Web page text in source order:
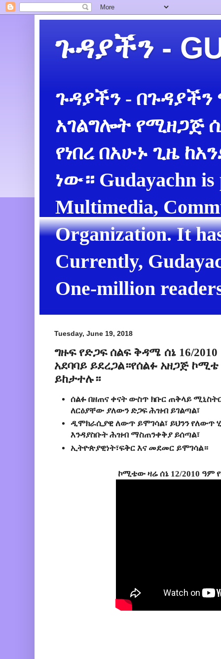
ጉዳያችን -
ጉዳያችን -
አገልግሎት የሚዘጋጅ
የነበረ በአሁኑ ጊዜ
ነው። Gudayachn is
Multimedia,
Organization. It
Currently,
One-million
Tuesday, June 19, 2018
ግዙፍ የድጋፍ ሰልፍ ቅዳሜ ሰኔ 16/
አደባባይ ይደረጋል።የሰልፉ አዘጋጅ
ይከታተሉ።
ሰልፉ በዘጠና ቀናት ውስጥ ክቡር ጠቅላይ
ለርዕያቸው ያለውን ድጋፍ ሕዝብ ይገልጣል፣
ዲሞክራሲያዊ ለውጥ ይሞገሳል፣ ይህንን የለውጥ
እንዳያስቡት ሕዝብ ማስጠንቀቅያ ይሰጣል፣
ኢትዮጵያዊነት፣ፍቅር እና መደመር ይሞገሳል።
ኮሚቴው ዛሬ ሰኔ 12/2010